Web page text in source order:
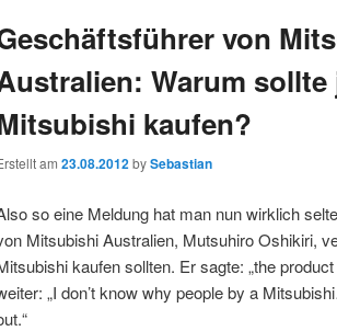
von
Warum sollte
kaufen?
am 23.08.2012bySebastian
so eine Meldung hat man nun wirklich
Mitsubishi Australien, Mutsuhiro Oshikiri,
kaufen sollten. Er sagte: „the
„I don’t know why people by a